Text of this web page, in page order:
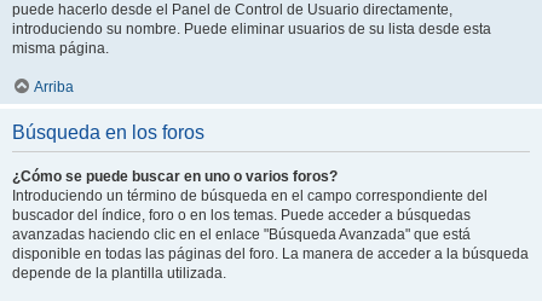
puede hacerlo desde el Panel de Control de Usuario directamente,
introduciendo su nombre. Puede eliminar usuarios de su lista desde esta
misma página.
Arriba
Búsqueda en los foros
¿Cómo se puede buscar en uno o varios foros?
Introduciendo un término de búsqueda en el campo correspondiente del
buscador del índice, foro o en los temas. Puede acceder a búsquedas
avanzadas haciendo clic en el enlace "Búsqueda Avanzada" que está
disponible en todas las páginas del foro. La manera de acceder a la búsqueda
depende de la plantilla utilizada.